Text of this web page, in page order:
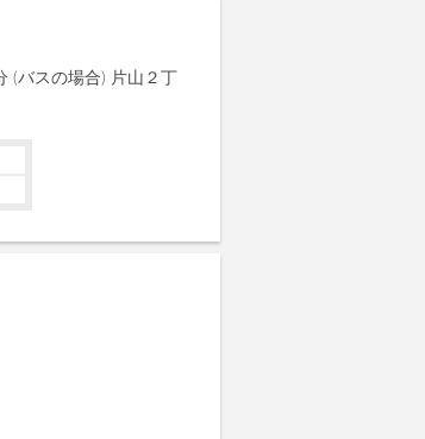
(バスの場合) 片山２丁